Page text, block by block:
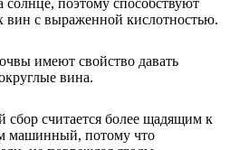
солнце, поэтому способствуют
вин с выраженной кислотностью.
имеют свойство давать
вина.
сбор считается более щадящим к
машинный, потому что